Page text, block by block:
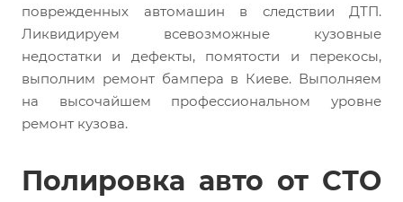
поврежденных автомашин в следствии ДТП.
Ликвидируем всевозможные кузовные
недостатки и дефекты, помятости и перекосы,
выполним ремонт бампера в Киеве. Выполняем
на высочайшем профессиональном уровне
ремонт кузова.
Полировка авто от СТО